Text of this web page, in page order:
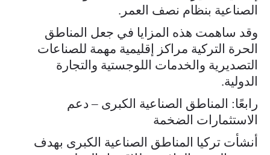
الصناعية بنظام نصف العمر.
وقد ساهمت هذه المزايا في جعل المناطق
الحرة التركية مراكز إقليمية مهمة للصناعات
التصديرية والخدمات اللوجستية والتجارة
الدولية.
رابعًا: المناطق الصناعية الكبرى – دعم
الاستثمارات الضخمة
أنشأت تركيا المناطق الصناعية الكبرى بهدف